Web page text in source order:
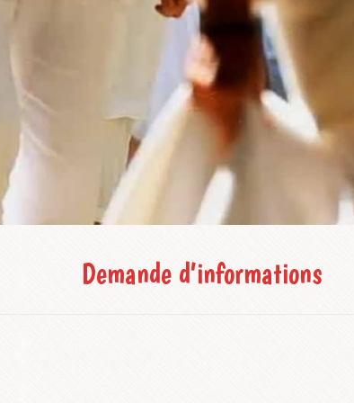
Demande d’informations